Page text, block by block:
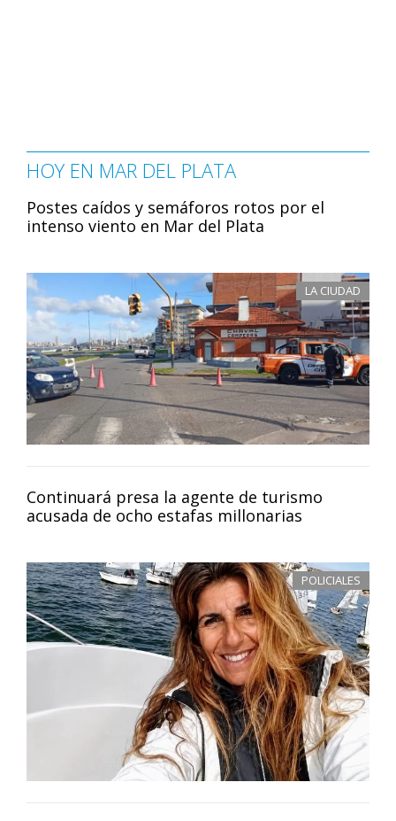
HOY EN MAR DEL PLATA
Postes caídos y semáforos rotos por el
intenso viento en Mar del Plata
LA CIUDAD
Continuará presa la agente de turismo
acusada de ocho estafas millonarias
POLICIALES